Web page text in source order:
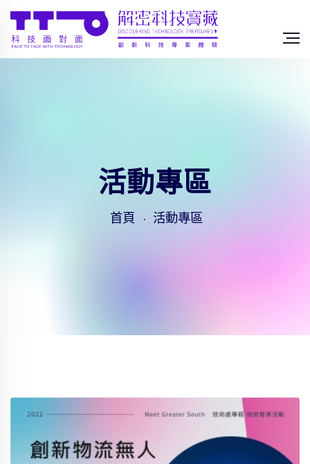
活動專區
首頁 活動專區